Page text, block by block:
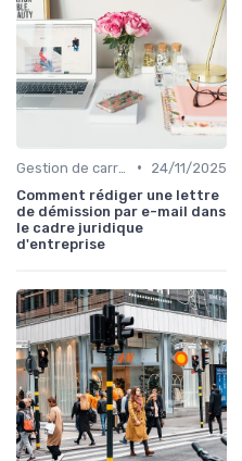
•
24/11/2025
Comment rédiger une lettre
de démission par e-mail dans
le cadre juridique
d'entreprise